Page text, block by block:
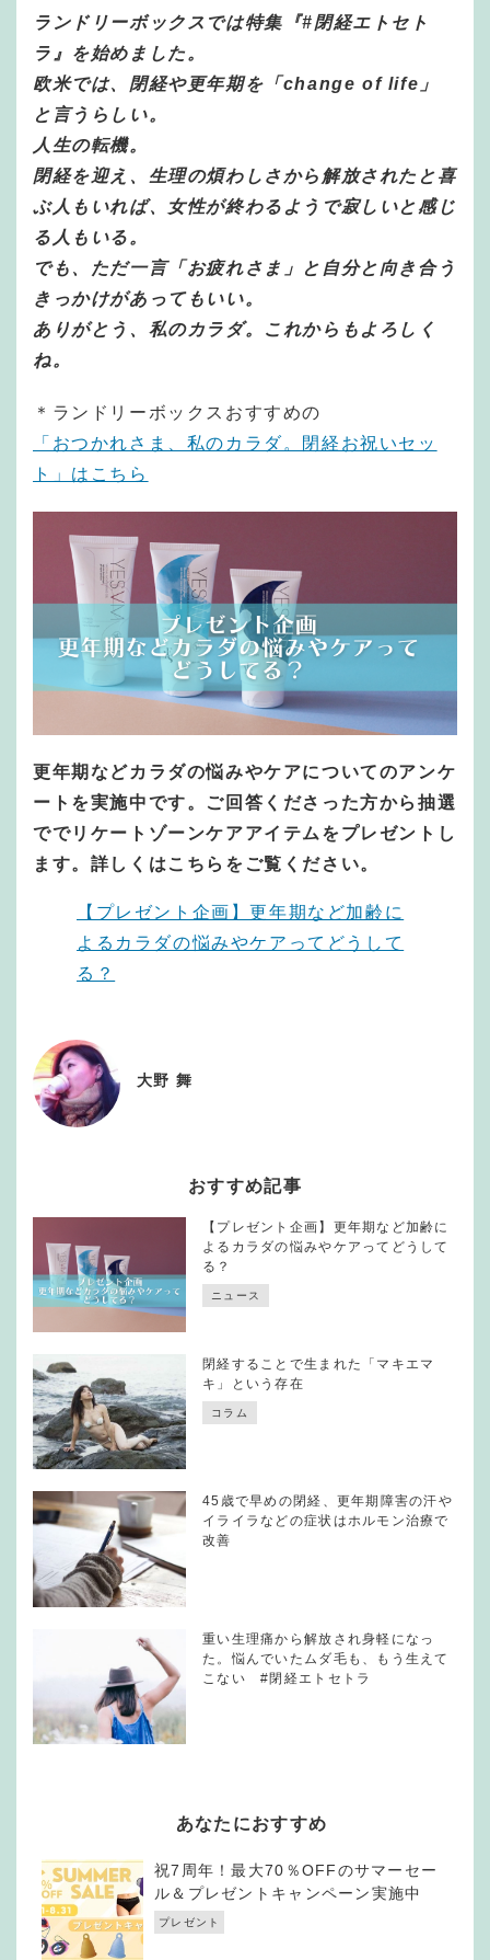
ランドリーボックスでは特集『#閉経エトセト
ラ』を始めました。
欧米では、閉経や更年期を「change of life」
と言うらしい。
人生の転機。
閉経を迎え、生理の煩わしさから解放されたと喜
ぶ人もいれば、女性が終わるようで寂しいと感じ
る人もいる。
でも、ただ一言「お疲れさま」と自分と向き合う
きっかけがあってもいい。
ありがとう、私のカラダ。これからもよろしく
ね。
＊ランドリーボックスおすすめの
「おつかれさま、私のカラダ。閉経お祝いセッ
ト」はこちら
更年期などカラダの悩みやケアについてのアンケ
ートを実施中です。ご回答くださった方から抽選
ででリケートゾーンケアアイテムをプレゼントし
ます。詳しくはこちらをご覧ください。
【プレゼント企画】更年期など加齢に
よるカラダの悩みやケアってどうして
る？
大野 舞
おすすめ記事
【プレゼント企画】更年期など加齢に
よるカラダの悩みやケアってどうして
る？
ニュース
閉経することで生まれた「マキエマ
キ」という存在
コラム
45歳で早めの閉経、更年期障害の汗や
イライラなどの症状はホルモン治療で
改善
重い生理痛から解放され身軽になっ
た。悩んでいたムダ毛も、もう生えて
こない #閉経エトセトラ
あなたにおすすめ
祝7周年！最大70％OFFのサマーセー
ル＆プレゼントキャンペーン実施中
プレゼント